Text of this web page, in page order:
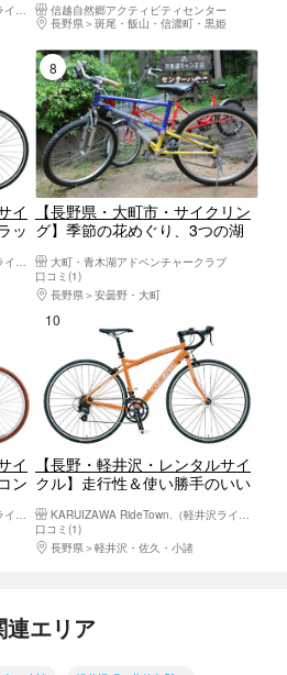
）
KARUIZAWA RideTown.（軽井沢ライドタウン）
クル信越自然郷アクティビティセンター
長野県
斑尾・飯山・信濃町・黒姫
イ
ッ
KARUIZAWA RideTown.（軽井沢ライドタウン）
8位
【長野県・大町市・サイクリン
グ】季節の花めぐり、3つの湖
走ろう（レンタサイクル）
大町・青木湖アドベンチャークラブ
口コミ(1)
長野県
安曇野・大町
イ
ン
【長野・軽井沢・レンタルサイ
クル】走行性＆使い勝手のいい
CR07）
口コミ(1)
長野県
軽井沢・佐久・小諸
連エリア